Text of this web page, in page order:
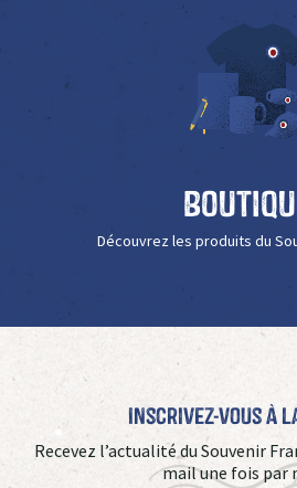
Découvrez les produits du
Inscrivez-vous à
Recevez l’actualité du Souvenir
mail une fois par